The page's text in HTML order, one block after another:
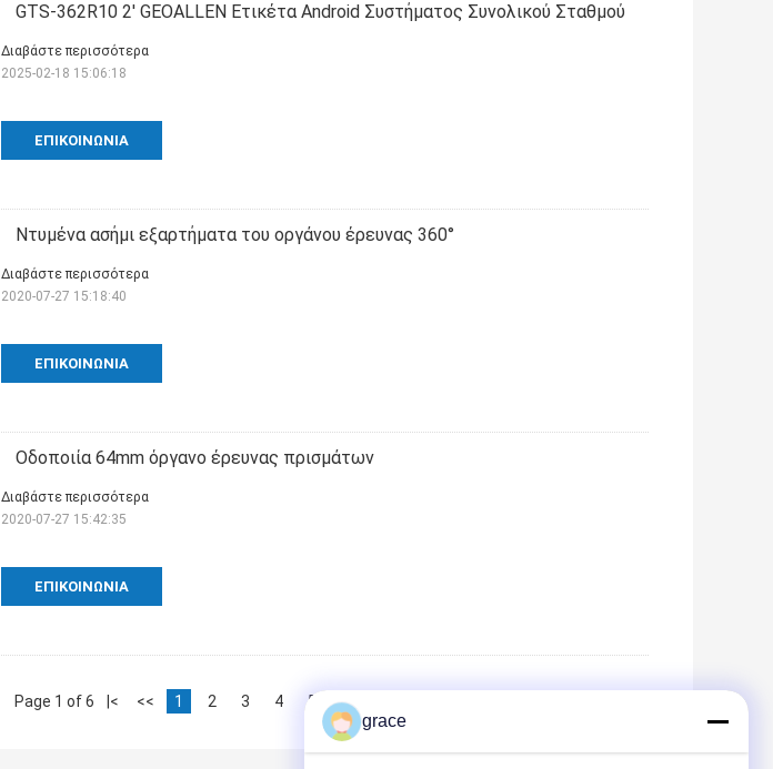
GTS-362R10 2' GEOALLEN Ετικέτα Android Συστήματος Συνολικού Σταθμού
ΕΠΙΚΟΙΝΩΝΊΑ
Διαβάστε περισσότερα
2025-02-18 15:06:18
Ντυμένα ασήμι εξαρτήματα του οργάνου έρευνας 360°
ΕΠΙΚΟΙΝΩΝΊΑ
Διαβάστε περισσότερα
2020-07-27 15:18:40
Οδοποιία 64mm όργανο έρευνας πρισμάτων
ΕΠΙΚΟΙΝΩΝΊΑ
Διαβάστε περισσότερα
2020-07-27 15:42:35
Page 1 of 6 |< << 1 2 3 4 5 6
grace